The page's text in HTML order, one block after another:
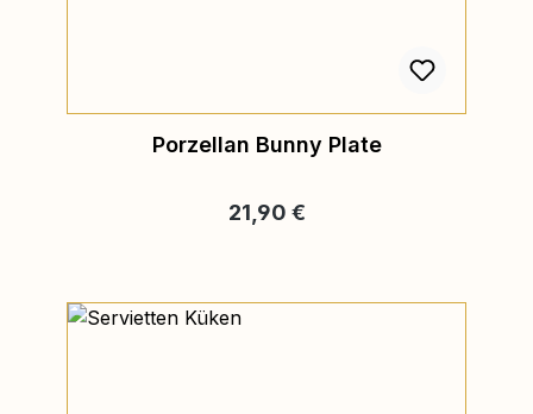
Porzellan Bunny Plate
Regulärer Preis:
21,90 €